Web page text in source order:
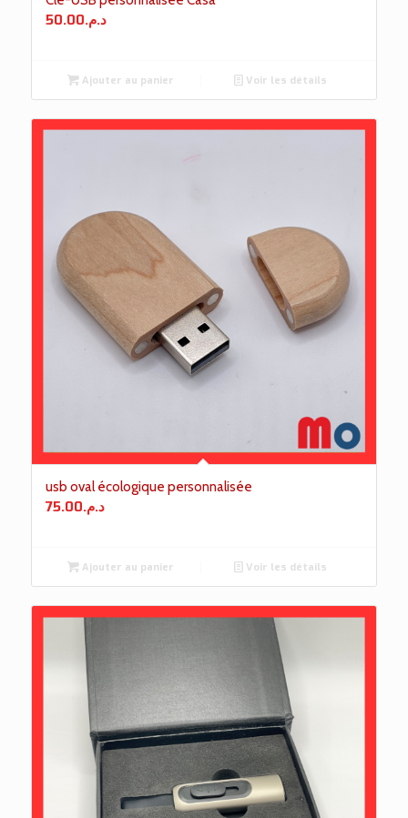
د.م.50.00
Ajouter au panier Voir les détails
usb oval écologique personnalisée
د.م.75.00
Ajouter au panier Voir les détails